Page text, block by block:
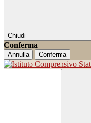
Chiudi
Conferma
Annulla Conferma